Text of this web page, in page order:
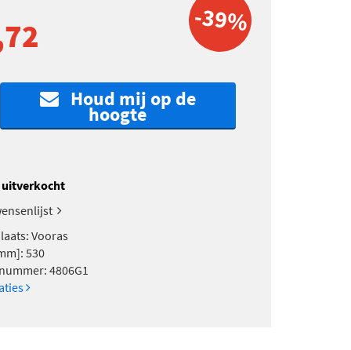
-39%
Houd mij op de
hoogte
Vooras
530
4806G1